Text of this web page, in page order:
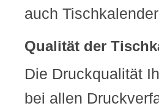
auch
Qualität der
Die Druckqualität
bei allen